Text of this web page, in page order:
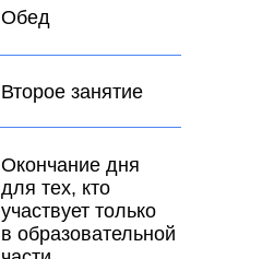
Окончание дня
для тех, кто
участвует только
в образовательной
Второе занятие
Обед